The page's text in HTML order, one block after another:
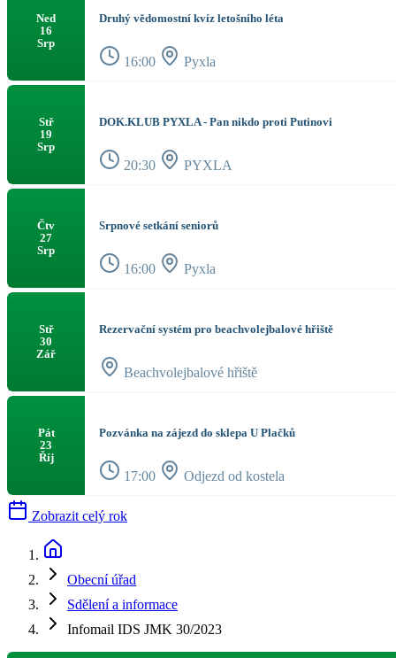
Ned
16
Srp
Druhý vědomostní kvíz letošního léta
16:00 Pyxla
Stř
19
Srp
DOK.KLUB PYXLA - Pan nikdo proti Putinovi
20:30 PYXLA
Čtv
27
Srp
Srpnové setkání seniorů
16:00 Pyxla
Stř
30
Zář
Rezervační systém pro beachvolejbalové hřiště
Beachvolejbalové hřiště
Pát
23
Říj
Pozvánka na zájezd do sklepa U Plačků
17:00 Odjezd od kostela
Zobrazit celý rok
Obecní úřad
Sdělení a informace
Infomail IDS JMK 30/2023